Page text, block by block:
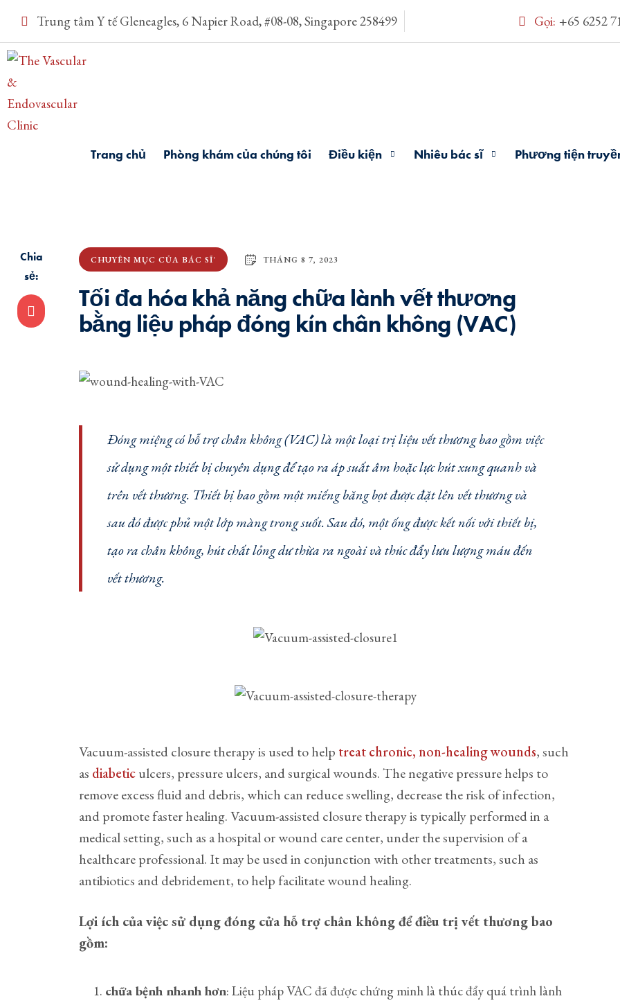
Trung tâm Y tế Gleneagles, 6 Napier Road, #08-08, Singapore 258499 Gọi: +65 6252
Trang chủ Phòng khám của chúng tôi Điều kiện Nhiêu bác sĩ Phương tiện
Chia
sẻ:
CHUYÊN MỤC CỦA BÁC SĨ' THÁNG 8 7, 2023
Tối đa hóa khả năng chữa lành vết thương
bằng liệu pháp đóng kín chân không (VAC)
Đóng miệng có hỗ trợ chân không (VAC) là một loại trị liệu vết thương bao gồm việc
sử dụng một thiết bị chuyên dụng để tạo ra áp suất âm hoặc lực hút xung quanh và
trên vết thương. Thiết bị bao gồm một miếng băng bọt được đặt lên vết thương và
sau đó được phủ một lớp màng trong suốt. Sau đó, một ống được kết nối với thiết bị,
tạo ra chân không, hút chất lỏng dư thừa ra ngoài và thúc đẩy lưu lượng máu đến
vết thương.
Vacuum-assisted closure therapy is used to help treat chronic, non-healing wounds, such
as diabeticulcers, pressure ulcers, and surgical wounds. The negative pressure helps to
remove excess fluid and debris, which can reduce swelling, decrease the risk of infection,
and promote faster healing. Vacuum-assisted closure therapy is typically performed in a
medical setting, such as a hospital or wound care center, under the supervision of a
healthcare professional. It may be used in conjunction with other treatments, such as
antibiotics and debridement, to help facilitate wound healing.
Lợi ích của việc sử dụng đóng cửa hỗ trợ chân không để điều trị vết thương bao
gồm:
chữa bệnh nhanh hơn: Liệu pháp VAC đã được chứng minh là thúc đẩy quá trình lành